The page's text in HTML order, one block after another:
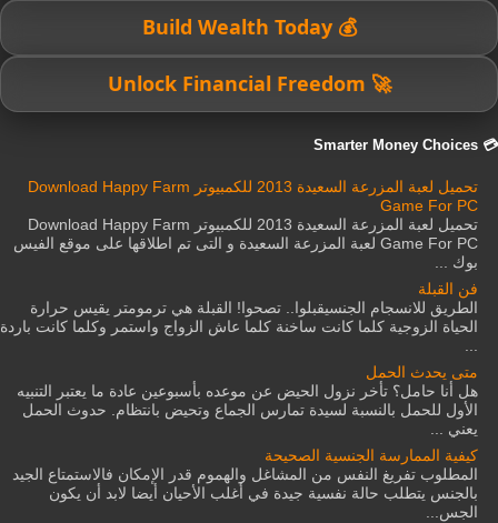
💰 Build Wealth Today
🚀 Unlock Financial Freedom
💳 Smarter Money Choices
تحميل لعبة المزرعة السعيدة 2013 للكمبيوتر Download Happy Farm
Game For PC
تحميل لعبة المزرعة السعيدة 2013 للكمبيوتر Download Happy Farm
Game For PC لعبة المزرعة السعيدة و التى تم اطلاقها على موقع الفيس
بوك ...
فن القبلة
الطريق للانسجام الجنسيقبلوا.. تصحوا! القبلة هي ترمومتر يقيس حرارة
الحياة الزوجية كلما كانت ساخنة كلما عاش الزواج واستمر وكلما كانت باردة
متى يحدث الحمل
هل أنا حامل؟ تأخر نزول الحيض عن موعده بأسبوعين عادة ما يعتبر التنبيه
الأول للحمل بالنسبة لسيدة تمارس الجماع وتحيض بانتظام. حدوث الحمل
يعني ...
كيفية الممارسة الجنسية الصحيحة
المطلوب تفريغ النفس من المشاغل والهموم قدر الإمكان فالاستمتاع الجيد
بالجنس يتطلب حالة نفسية جيدة في أغلب الأحيان أيضا لابد أن يكون
الجس...